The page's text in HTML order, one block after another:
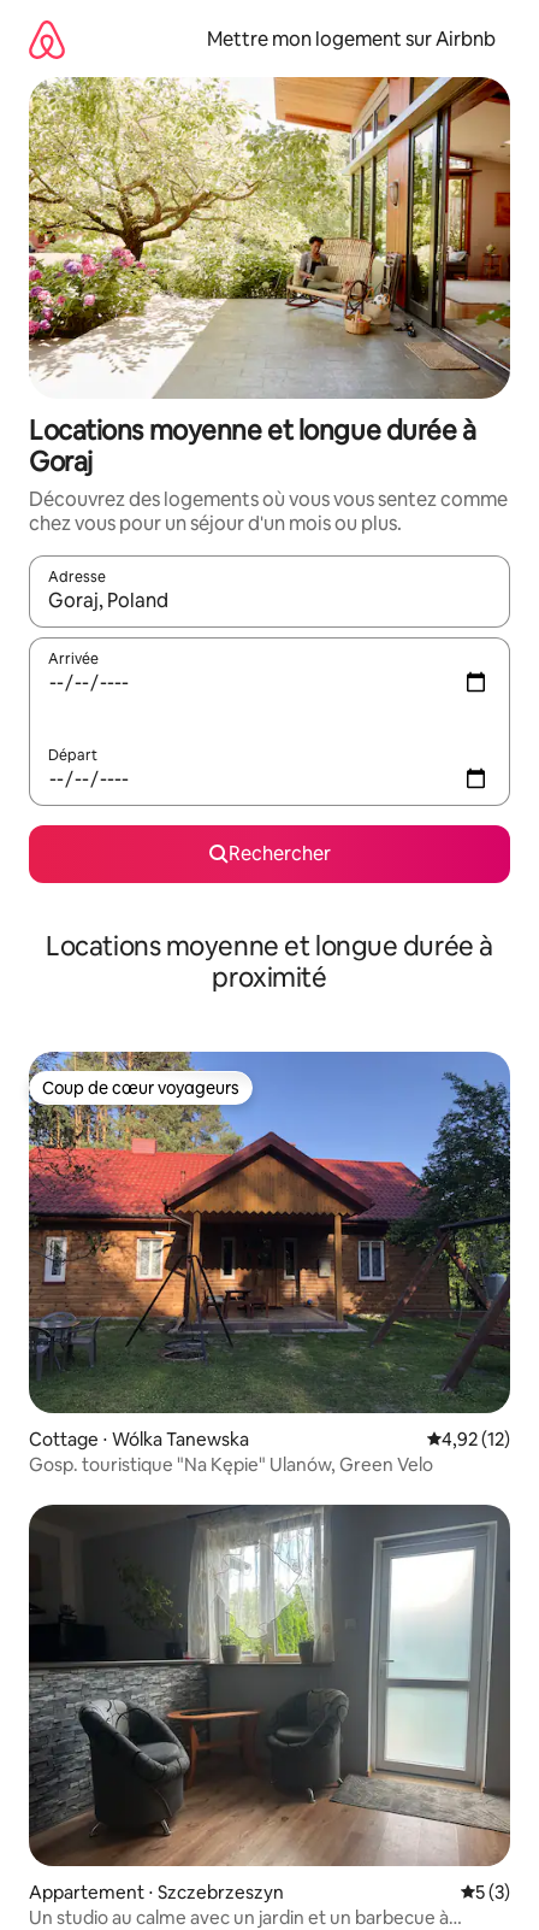
directement
contenu
Mettre mon logement sur Airbnb
Locations moyenne et longue durée à
Goraj
Découvrez des logements où vous vous sentez comme
chez vous pour un séjour d'un mois ou plus.
Adresse
Lorsque les résultats s'affichent, utilisez les flèches vers le
Arrivée
Départ
Rechercher
Locations moyenne et longue durée à
proximité
Coup de cœur voyageurs
Coup de cœur voyageurs
Cottage ⋅ Wólka Tanewska Évaluation
4,92 (12)
Gosp. touristique "Na Kępie" Ulanów, Green Velo
Appartement ⋅ Szczebrzeszyn
5 (3)
Un studio au calme avec un jardin et un barbecue à